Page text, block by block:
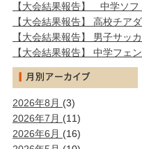
【大会結果報告】 中学ソ
【大会結果報告】 高校チア
【大会結果報告】 男子サ
【大会結果報告】 中学フ
2026年8月 (3)
2026年7月 (11)
2026年6月 (16)